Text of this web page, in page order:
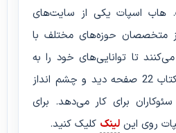
هاب اسپات یکی از سایت‌های
متخصصان حوزه‌های مختلف با
تا توانایی‌های خود را به
دیگران ثابت کنند. این کتاب 22 صفحه دید و چشم انداز
برای کار می‌دهد. برای
روی این لینک کلیک کنید.